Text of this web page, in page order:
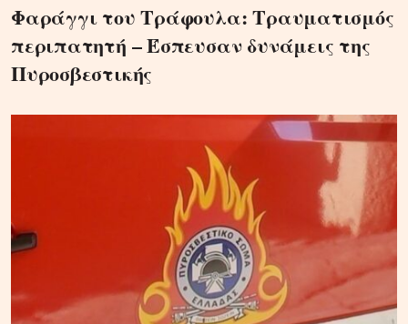
Φαράγγι του Τράφουλα: Τραυματισμός
περιπατητή – Έσπευσαν δυνάμεις της
Πυροσβεστικής